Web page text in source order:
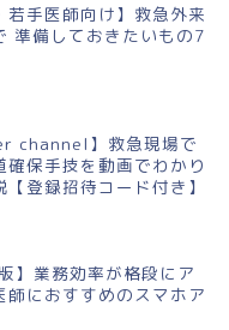
若手医師向け】救急外来
準備しておきたいもの7
channel】救急現場で
確保手技を動画でわかり
【登録招待コード付き】
】業務効率が格段にア
師におすすめのスマホア